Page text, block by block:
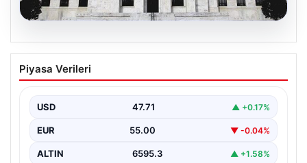
06.08.2026
Fed faizi sabit tuttu
Piyasa Verileri
USD 47.71 ▲ +0.17%
EUR 55.00 ▼ -0.04%
ALTIN 6595.3 ▲ +1.58%